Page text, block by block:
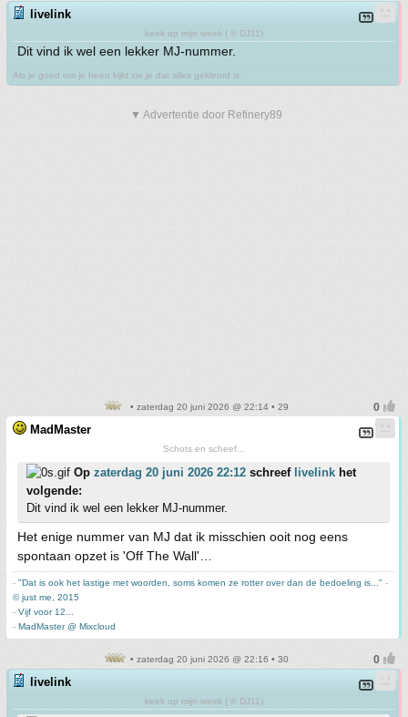
livelink
keek op mijn week ( © DJ11)
Dit vind ik wel een lekker MJ-nummer.
Als je goed om je heen kijkt zie je dat alles gekleurd is.
▼ Advertentie door Refinery89
• zaterdag 20 juni 2026 @ 22:14 • 29
MadMaster
Schots en scheef...
Op zaterdag 20 juni 2026 22:12 schreef livelink het
volgende:
Dit vind ik wel een lekker MJ-nummer.
Het enige nummer van MJ dat ik misschien ooit nog eens
spontaan opzet is 'Off The Wall'…
- "Dat is ook het lastige met woorden, soms komen ze rotter over dan de bedoeling is..." -
© just me, 2015
- Vijf voor 12...
- MadMaster @ Mixcloud
• zaterdag 20 juni 2026 @ 22:16 • 30
livelink
keek op mijn week ( © DJ11)